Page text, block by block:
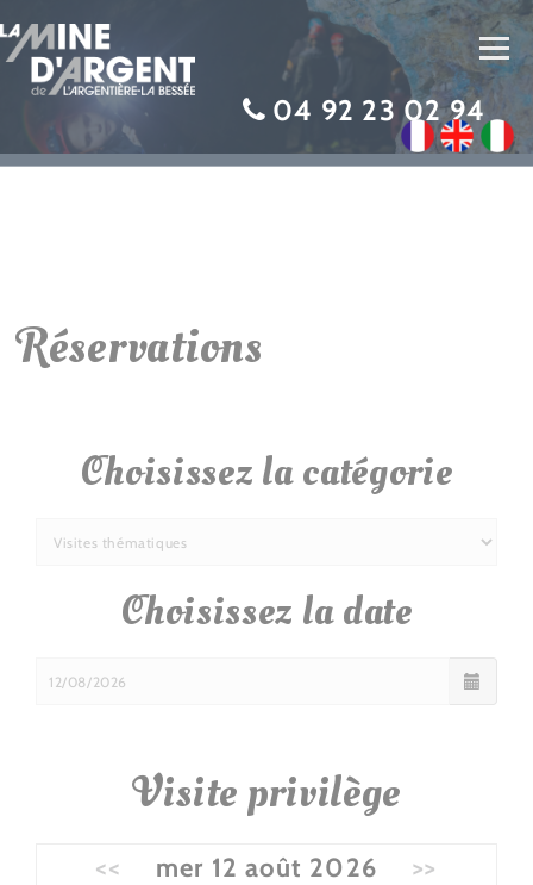
04 92 23 02 94
Réservations
Choisissez la catégorie
Choisissez la date
Visite privilège
<< mer 12 août 2026>>